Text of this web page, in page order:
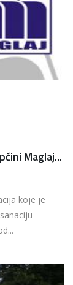
Maglaj...
koje je